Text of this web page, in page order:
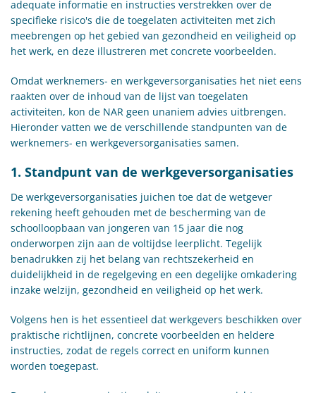
adequate informatie en instructies verstrekken over de
specifieke risico's die de toegelaten activiteiten met zich
meebrengen op het gebied van gezondheid en veiligheid op
het werk, en deze illustreren met concrete voorbeelden.
Omdat werknemers- en werkgeversorganisaties het niet eens
raakten over de inhoud van de lijst van toegelaten
activiteiten, kon de NAR geen unaniem advies uitbrengen.
Hieronder vatten we de verschillende standpunten van de
werknemers- en werkgeversorganisaties samen.
1. Standpunt van de werkgeversorganisaties
De werkgeversorganisaties juichen toe dat de wetgever
rekening heeft gehouden met de bescherming van de
schoolloopbaan van jongeren van 15 jaar die nog
onderworpen zijn aan de voltijdse leerplicht. Tegelijk
benadrukken zij het belang van rechtszekerheid en
duidelijkheid in de regelgeving en een degelijke omkadering
inzake welzijn, gezondheid en veiligheid op het werk.
Volgens hen is het essentieel dat werkgevers beschikken over
praktische richtlijnen, concrete voorbeelden en heldere
instructies, zodat de regels correct en uniform kunnen
worden toegepast.